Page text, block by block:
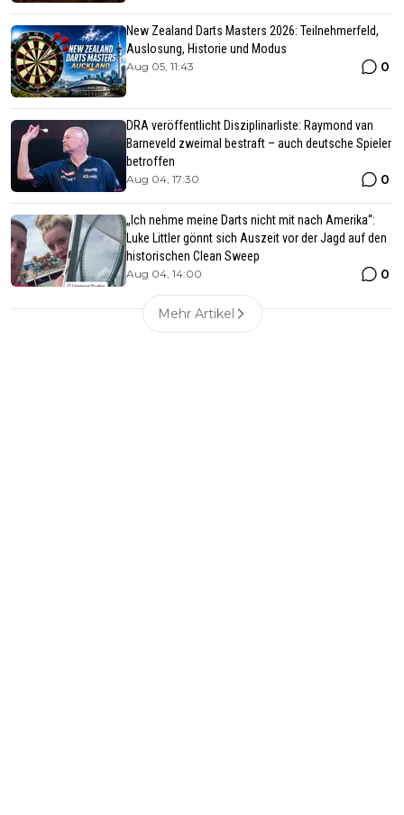
New Zealand Darts Masters 2026: Teilnehmerfeld,
Auslosung, Historie und Modus
Aug 05, 11:43 0
DRA veröffentlicht Disziplinarliste: Raymond van
Barneveld zweimal bestraft – auch deutsche Spieler
betroffen
Aug 04, 17:30 0
„Ich nehme meine Darts nicht mit nach Amerika“:
Luke Littler gönnt sich Auszeit vor der Jagd auf den
historischen Clean Sweep
Aug 04, 14:00 0
Mehr Artikel